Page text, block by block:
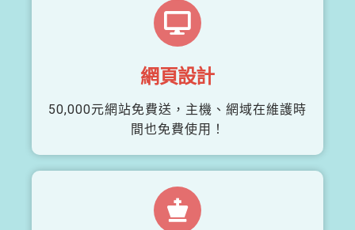
網頁設計
50,000元網站免費送，主機、網域在維護時
間也免費使用！